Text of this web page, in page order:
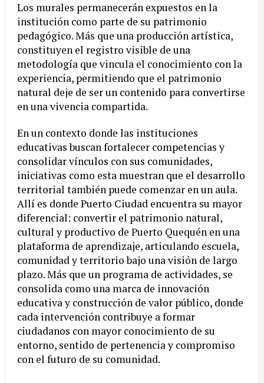
Los murales permanecerán expuestos en la
institución como parte de su patrimonio
pedagógico. Más que una producción artística,
constituyen el registro visible de una
metodología que vincula el conocimiento con la
experiencia, permitiendo que el patrimonio
natural deje de ser un contenido para convertirse
en una vivencia compartida.
En un contexto donde las instituciones
educativas buscan fortalecer competencias y
consolidar vínculos con sus comunidades,
iniciativas como esta muestran que el desarrollo
territorial también puede comenzar en un aula.
Allí es donde Puerto Ciudad encuentra su mayor
diferencial: convertir el patrimonio natural,
cultural y productivo de Puerto Quequén en una
plataforma de aprendizaje, articulando escuela,
comunidad y territorio bajo una visión de largo
plazo. Más que un programa de actividades, se
consolida como una marca de innovación
educativa y construcción de valor público, donde
cada intervención contribuye a formar
ciudadanos con mayor conocimiento de su
entorno, sentido de pertenencia y compromiso
con el futuro de su comunidad.